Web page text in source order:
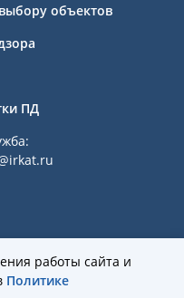
объектов
ПД
работы сайта и
Политике